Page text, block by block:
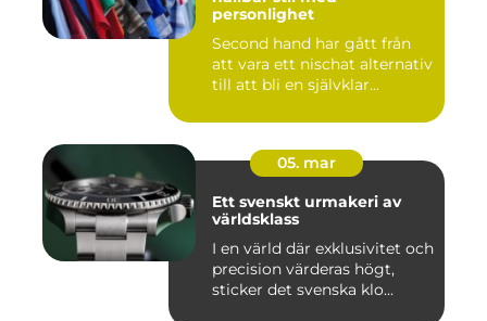
personlighet
Second hand har gått från
att vara ett nischat alternativ
till att bli en självklar...
05. mar
Ett svenskt urmakeri av
världsklass
I en värld där exklusivitet och
precision värderas högt,
sticker det svenska klo...